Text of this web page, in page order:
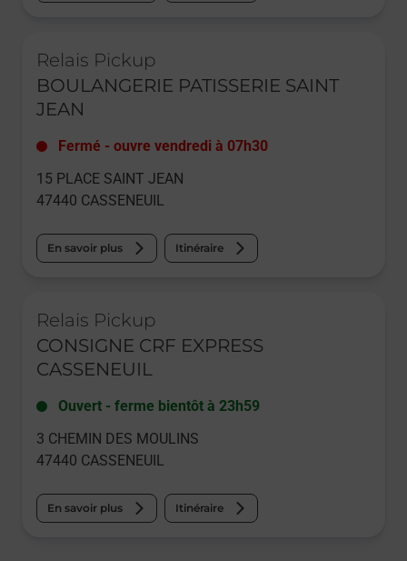
Relais Pickup
BOULANGERIE PATISSERIE SAINT
JEAN
Fermé - ouvre vendredi à 07h30
15 PLACE SAINT JEAN
47440 CASSENEUIL
En savoir plus Itinéraire
Relais Pickup
CONSIGNE CRF EXPRESS
CASSENEUIL
Ouvert - ferme bientôt à 23h59
3 CHEMIN DES MOULINS
47440 CASSENEUIL
En savoir plus Itinéraire